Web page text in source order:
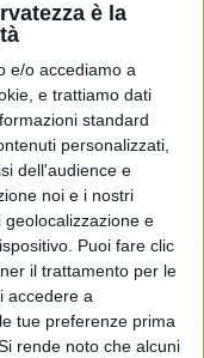
è la
e/o accediamo a
e trattiamo dati
standard
personalizzati,
dell'audience e
noi e i nostri
e
Puoi fare clic
il trattamento per le
accedere a
tue preferenze prima
rende noto che alcuni
(54 in più rispetto
quelli positivi
( 2 in più delle 11),
e 12 di altre regioni
al Veneziale
al tampone
rinviato.
2 in terapia